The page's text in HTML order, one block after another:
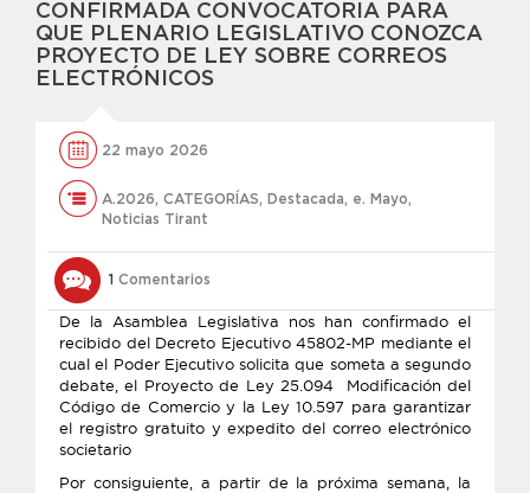
CONFIRMADA CONVOCATORIA PARA
QUE PLENARIO LEGISLATIVO CONOZCA
PROYECTO DE LEY SOBRE CORREOS
ELECTRÓNICOS
22 mayo 2026
A.2026, CATEGORÍAS, Destacada, e. Mayo,
Noticias Tirant
1 Comentarios
De la Asamblea Legislativa nos han confirmado el
recibido del Decreto Ejecutivo 45802-MP mediante el
cual el Poder Ejecutivo solicita que someta a segundo
debate, el Proyecto de Ley 25.094 Modificación del
Código de Comercio y la Ley 10.597 para garantizar
el registro gratuito y expedito del correo electrónico
societario
Por consiguiente, a partir de la próxima semana, la